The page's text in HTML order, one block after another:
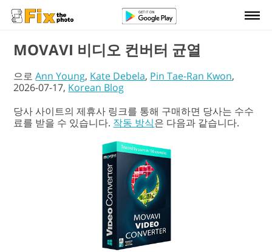
MOVAVI 비디오 컨버터 균열
으로Ann Young, Kate Debela, Pin Tae-Ran Kwon,
2026-07-17, Korean Blog
당사 사이트의 제휴사 링크를 통해 구매하면 당사는 수수
료를 받을 수 있습니다. 작동 방식은 다음과 같습니다.